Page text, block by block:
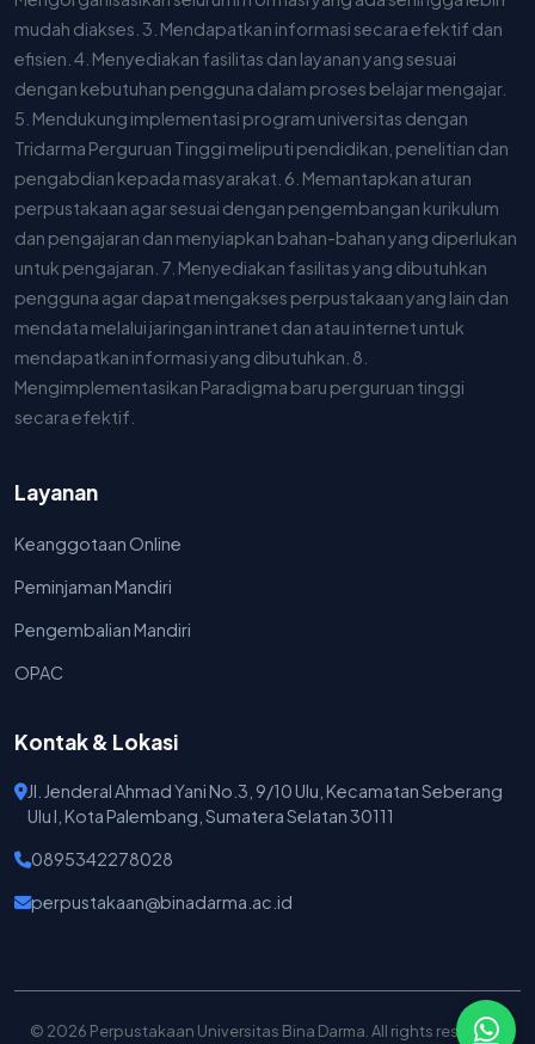
mudah diakses. 3. Mendapatkan informasi secara efektif dan
efisien. 4. Menyediakan fasilitas dan layanan yang sesuai
dengan kebutuhan pengguna dalam proses belajar mengajar.
5. Mendukung implementasi program universitas dengan
Tridarma Perguruan Tinggi meliputi pendidikan, penelitian dan
pengabdian kepada masyarakat. 6. Memantapkan aturan
perpustakaan agar sesuai dengan pengembangan kurikulum
dan pengajaran dan menyiapkan bahan-bahan yang diperlukan
untuk pengajaran. 7. Menyediakan fasilitas yang dibutuhkan
pengguna agar dapat mengakses perpustakaan yang lain dan
mendata melalui jaringan intranet dan atau internet untuk
mendapatkan informasi yang dibutuhkan. 8.
Mengimplementasikan Paradigma baru perguruan tinggi
secara efektif.
Layanan
Keanggotaan Online
Peminjaman Mandiri
Pengembalian Mandiri
OPAC
Kontak & Lokasi
Jl. Jenderal Ahmad Yani No.3, 9/10 Ulu, Kecamatan Seberang
Ulu I, Kota Palembang, Sumatera Selatan 30111
0895342278028
perpustakaan@binadarma.ac.id
© 2026 Perpustakaan Universitas Bina Darma. All rights reserved.